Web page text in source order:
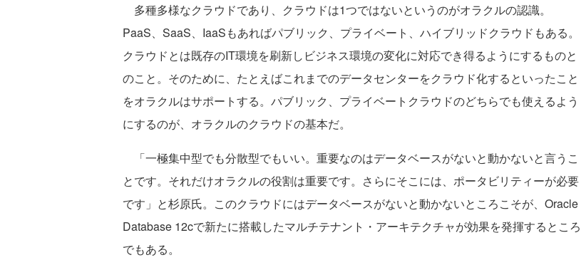
多種多様なクラウドであり、クラウドは1つではないというのがオラクルの認識。
PaaS、SaaS、IaaSもあればパブリック、プライベート、ハイブリッドクラウドもある。
クラウドとは既存のIT環境を刷新しビジネス環境の変化に対応でき得るようにするものと
のこと。そのために、たとえばこれまでのデータセンターをクラウド化するといったこと
をオラクルはサポートする。パブリック、プライベートクラウドのどちらでも使えるよう
にするのが、オラクルのクラウドの基本だ。
「一極集中型でも分散型でもいい。重要なのはデータベースがないと動かないと言うこ
とです。それだけオラクルの役割は重要です。さらにそこには、ポータビリティーが必要
です」と杉原氏。このクラウドにはデータベースがないと動かないところこそが、Oracle
Database 12cで新たに搭載したマルチテナント・アーキテクチャが効果を発揮するところ
でもある。